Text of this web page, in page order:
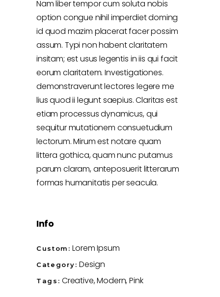
Nam liber tempor cum soluta nobis
option congue nihil imperdiet doming
id quod mazim placerat facer possim
assum. Typi non habent claritatem
insitam; est usus legentis in iis qui facit
eorum claritatem. Investigationes.
demonstraverunt lectores legere me
lius quod ii legunt saepius. Claritas est
etiam processus dynamicus, qui
sequitur mutationem consuetudium
lectorum. Mirum est notare quam
littera gothica, quam nunc putamus
parum claram, anteposuerit litterarum
formas humanitatis per seacula.
Info
Custom: Lorem Ipsum
Category: Design
Tags: Creative Modern Pink